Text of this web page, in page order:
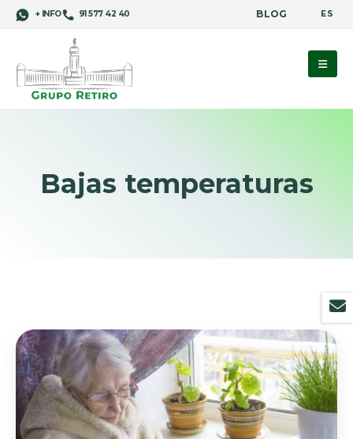
+ INFO 91 577 42 40 BLOG ES
Bajas temperaturas